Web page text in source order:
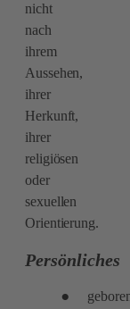
nicht
nach
ihrem
Aussehen,
ihrer
Herkunft,
ihrer
religiösen
oder
sexuellen
Orientierung.​
Persönliches